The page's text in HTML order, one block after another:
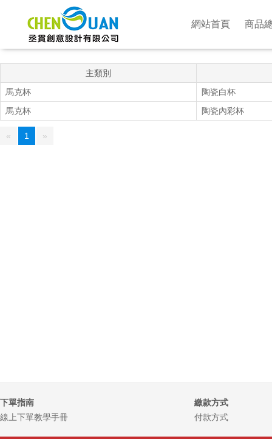
網站首頁 商品
主類別
馬克杯
陶瓷白杯
馬克杯
陶瓷內彩杯
« 1 »
下單指南
線上下單教學手冊
繳款方式
付款方式